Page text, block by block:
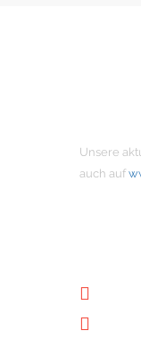
Unsere
auch auf